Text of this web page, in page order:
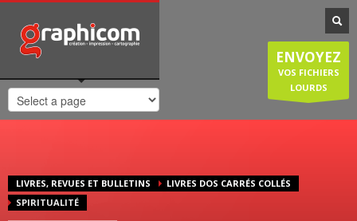
NOTRE SPÉCIALISATION
Notre entreprise familiale est spécialisée dans la cartographie, les
plans de ville, mais est également compétente en infographie, en
création graphique, en impression grâce à nos presses numériques
de haute qualité. Nous réalisons également des sites internet et
couvrons donc une large demande des entreprises et particuliers.
Vendredi: 8:30-12:30/14:00-18:00
Samedi/Dimanche: Fermé.
ENVOYEZ
VOS FICHIERS
LOURDS
LIVRES, REVUES ET BULLETINS
LIVRES DOS CARRÉS COLLÉS
SPIRITUALITÉ